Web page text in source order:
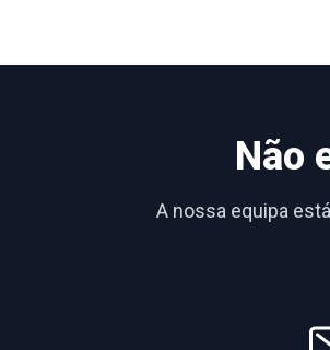
Não
A nossa equipa